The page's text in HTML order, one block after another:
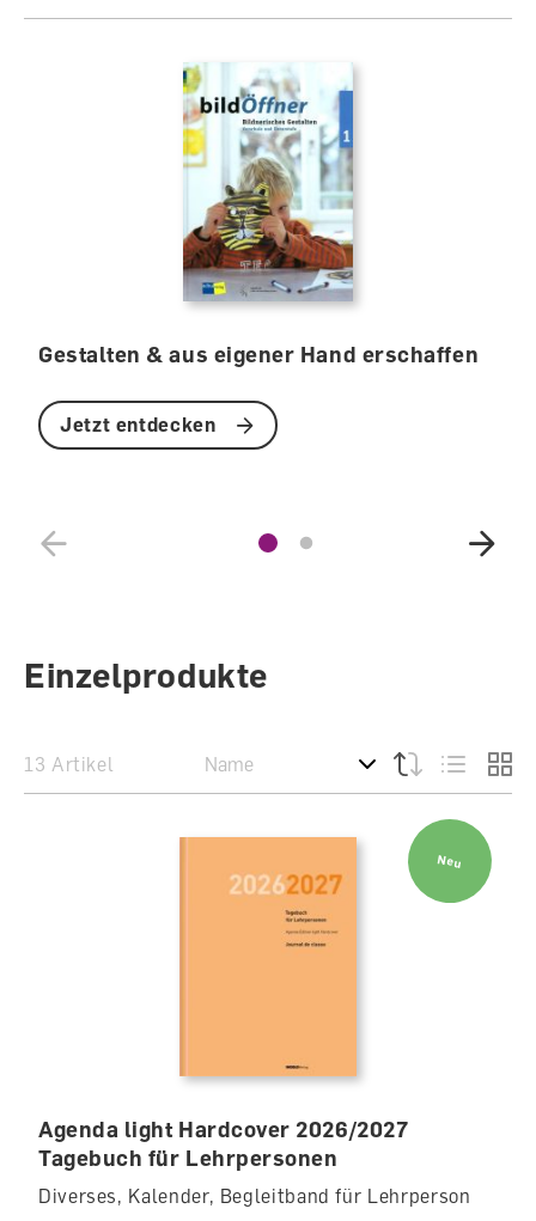
Gestalten & aus eigener Hand erschaffen
Jetzt entdecken
Einzelprodukte
13 Artikel
Neu
Agenda light Hardcover 2026/2027
Tagebuch für Lehrpersonen
Diverses, Kalender, Begleitband für Lehrperson